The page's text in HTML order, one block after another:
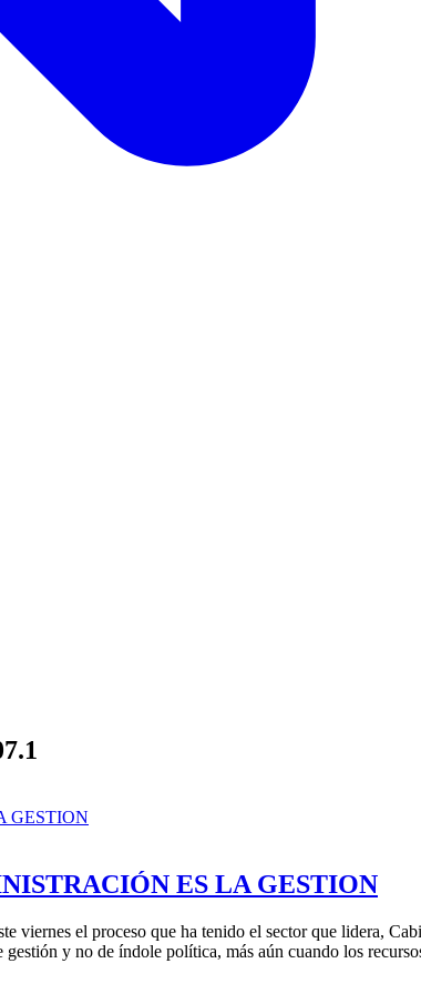
ES LA GESTION
viernes el proceso que ha tenido el sector que lidera,
y no de índole política, más aún cuando los